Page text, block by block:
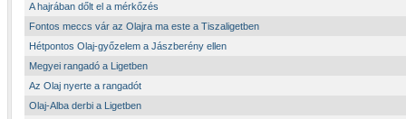
A hajrában dőlt el a mérkőzés
Fontos meccs vár az Olajra ma este a Tiszaligetben
Hétpontos Olaj-győzelem a Jászberény ellen
Megyei rangadó a Ligetben
Az Olaj nyerte a rangadót
Olaj-Alba derbi a Ligetben